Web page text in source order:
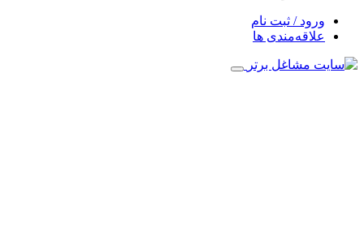
ورود / ثبت نام
علاقه‌مندی ها